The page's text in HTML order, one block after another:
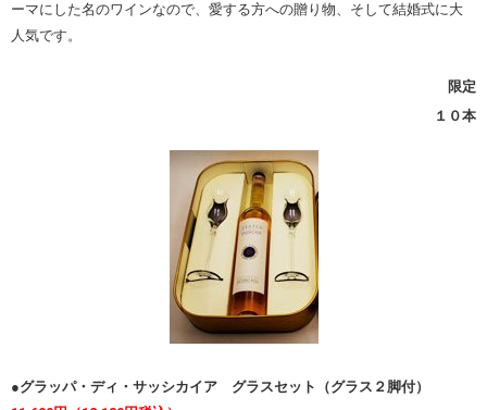
ーマにした名のワインなので、愛する方への贈り物、そして結婚式に大
人気です。
限定
１０本
●グラッパ・ディ・サッシカイア
グラスセット（グラス２脚付）